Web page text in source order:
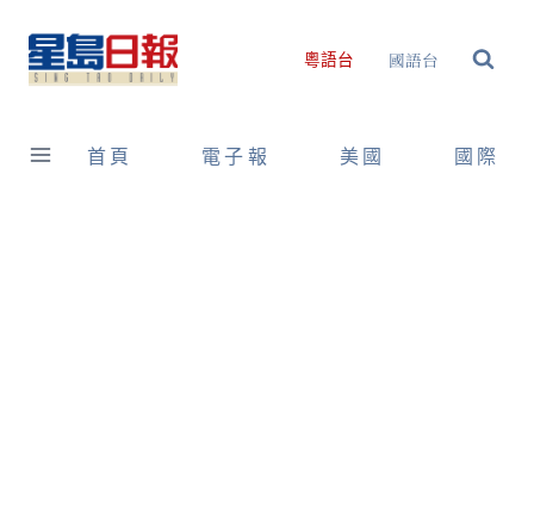
content
粵語台 國語台
首頁 電子報 美國 國際